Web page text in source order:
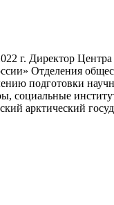
г. Директор
Отделения
подготовки
социальные
арктический